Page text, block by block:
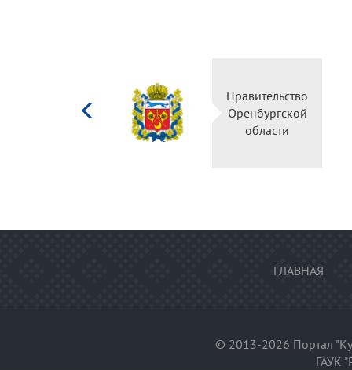
Министерство
культуры
Российской
федерации
ГЛАВНАЯ
© 2013-2026 Портал
ГАУК